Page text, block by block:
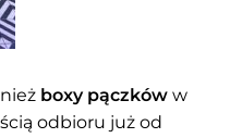
boxy pączków w
odbioru już od